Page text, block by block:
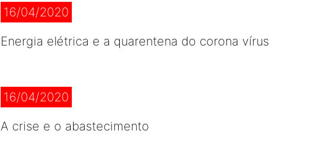
16/04/2020
Energia elétrica e a quarentena do corona vírus
16/04/2020
A crise e o abastecimento